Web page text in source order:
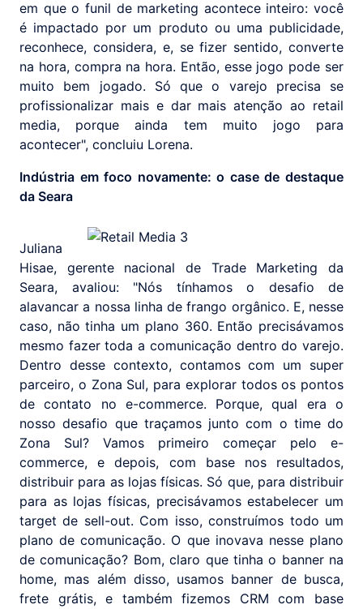
em que o funil de marketing acontece inteiro: você
é impactado por um produto ou uma publicidade,
reconhece, considera, e, se fizer sentido, converte
na hora, compra na hora. Então, esse jogo pode ser
muito bem jogado. Só que o varejo precisa se
profissionalizar mais e dar mais atenção ao retail
media, porque ainda tem muito jogo para
acontecer", concluiu Lorena.
Indústria em foco novamente: o case de destaque
da Seara
Juliana
Hisae, gerente nacional de Trade Marketing da
Seara, avaliou: "Nós tínhamos o desafio de
alavancar a nossa linha de frango orgânico. E, nesse
caso, não tinha um plano 360. Então precisávamos
mesmo fazer toda a comunicação dentro do varejo.
Dentro desse contexto, contamos com um super
parceiro, o Zona Sul, para explorar todos os pontos
de contato no e-commerce. Porque, qual era o
nosso desafio que traçamos junto com o time do
Zona Sul? Vamos primeiro começar pelo e-
commerce, e depois, com base nos resultados,
distribuir para as lojas físicas. Só que, para distribuir
para as lojas físicas, precisávamos estabelecer um
target de sell-out. Com isso, construímos todo um
plano de comunicação. O que inovava nesse plano
de comunicação? Bom, claro que tinha o banner na
home, mas além disso, usamos banner de busca,
frete grátis, e também fizemos CRM com base